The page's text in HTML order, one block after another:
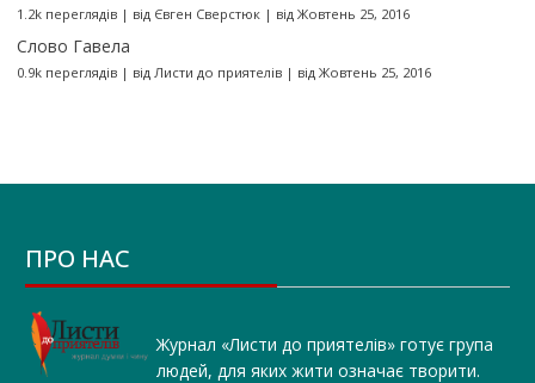
1.2k переглядів| від Євген Сверстюк| від Жовтень 25, 2016
Слово Гавела
0.9k переглядів| від Листи до приятелів| від Жовтень 25, 2016
ПРО НАС
Журнал «Листи до приятелів» готує група
людей, для яких жити означає творити.